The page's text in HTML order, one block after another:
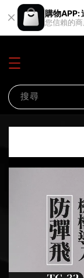
購物APP:
您信賴的商
搜尋